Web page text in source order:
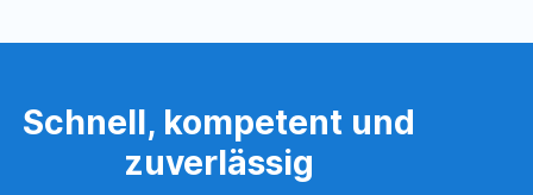
Schnell, kompetent und
zuverlässig